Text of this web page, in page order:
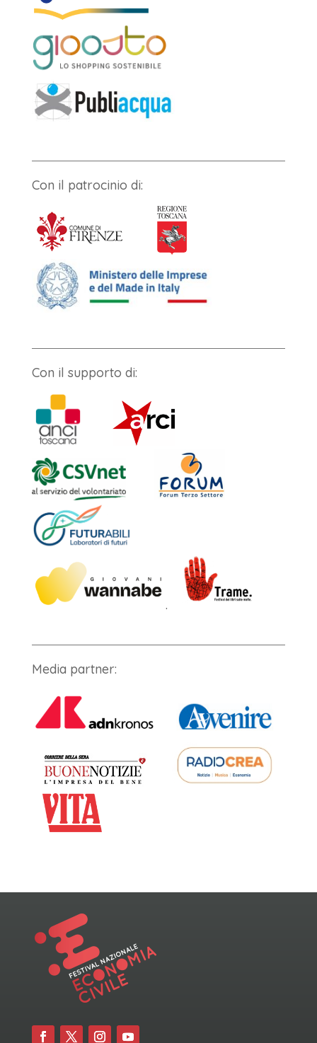
Con il patrocinio di:
Con il supporto di:
.
Media partner: